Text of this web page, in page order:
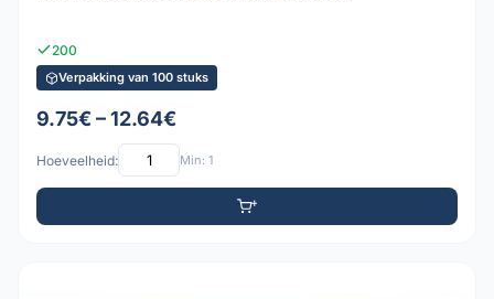
200
Verpakking van 100 stuks
9.75€ – 12.64€
Hoeveelheid: Min: 1